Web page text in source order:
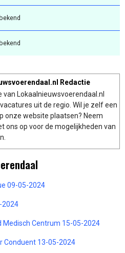
Redactie
van Lokaalnieuwsvoerendaal.nl
uit de regio. Wil je zelf een
onze website plaatsen? Neem
ons op voor de mogelijkheden van
09-05-2024
2024
Centrum 15-05-2024
Conduent 13-05-2024